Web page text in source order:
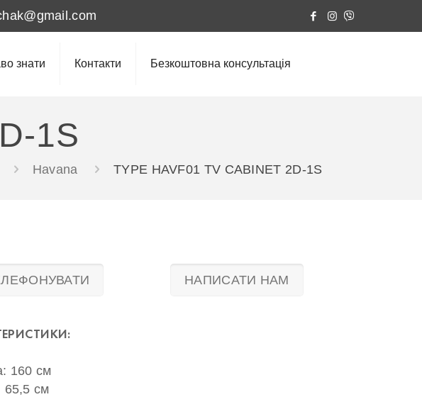
знати Контакти Безкоштовна консультація
1S
Havana TYPE HAVF01 TV CABINET 2D-1S
НАПИСАТИ НАМ
160 см
65,5 см